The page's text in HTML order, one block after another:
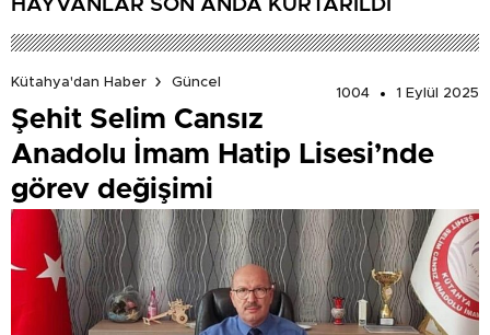
HAYVANLAR SON ANDA KURTARILDI
Kütahya'dan Haber
Güncel
1004
1 Eylül 2025
Şehit Selim Cansız
Anadolu İmam Hatip Lisesi’nde
görev değişimi